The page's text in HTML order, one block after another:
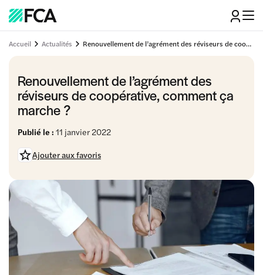
Accueil Actualités Renouvellement de l’agrément des réviseurs de coopérative, comment ça marche ?
Renouvellement de l’agrément des
réviseurs de coopérative, comment ça
marche ?
Publié le : 11 janvier 2022
Ajouter aux favoris